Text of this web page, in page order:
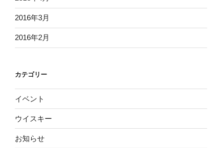
2016年3月
2016年2月
カテゴリー
イベント
ウイスキー
お知らせ